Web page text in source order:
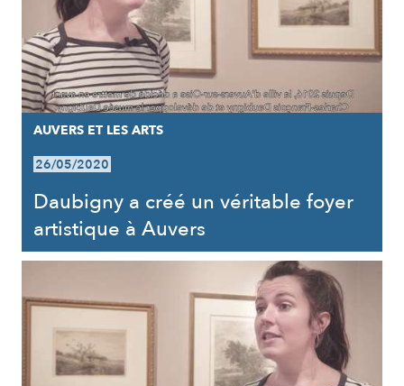
AUVERS ET LES ARTS
26/05/2020
Daubigny a créé un véritable foyer
artistique à Auvers